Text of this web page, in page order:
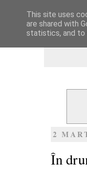
2
În
This site uses
are shared with
statistics, and to